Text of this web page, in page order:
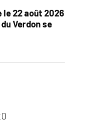
le 22 août 2026
Verdon se